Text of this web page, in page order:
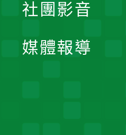
社團影音
媒體報導